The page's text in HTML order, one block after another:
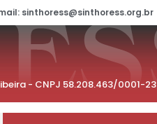
sinthoress@sinthoress.org.br
- CNPJ 58.208.463/0001-23